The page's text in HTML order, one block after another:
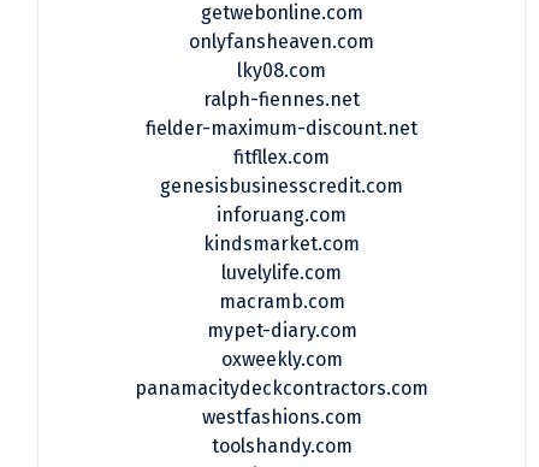
getwebonline.com
onlyfansheaven.com
lky08.com
ralph-fiennes.net
fielder-maximum-discount.net
fitfllex.com
genesisbusinesscredit.com
inforuang.com
kindsmarket.com
luvelylife.com
macramb.com
mypet-diary.com
oxweekly.com
panamacitydeckcontractors.com
westfashions.com
toolshandy.com